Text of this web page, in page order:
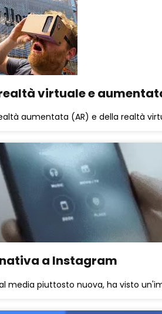
virtuale e
aumentata (AR) e della realtà
a Instagram
media piuttosto nuova, ha visto